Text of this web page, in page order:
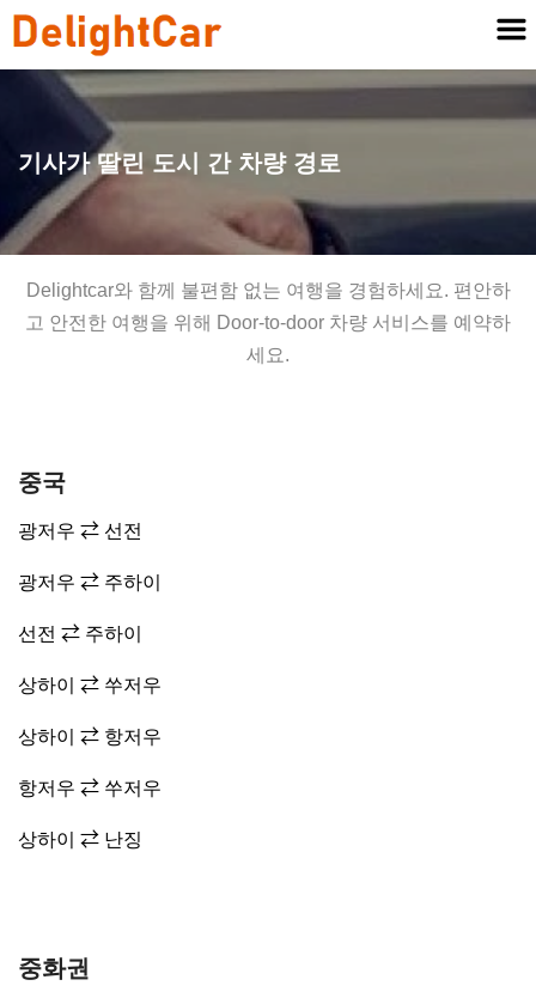
기사가 딸린 도시 간 차량 경로
Delightcar와 함께 불편함 없는 여행을 경험하세요. 편안하
고 안전한 여행을 위해 Door-to-door 차량 서비스를 예약하
세요.
중국
광저우 ⇄ 선전
광저우 ⇄ 주하이
선전 ⇄ 주하이
상하이 ⇄ 쑤저우
상하이 ⇄ 항저우
항저우 ⇄ 쑤저우
상하이 ⇄ 난징
중화권